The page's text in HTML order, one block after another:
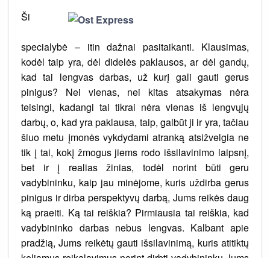
Ši
specialybė – itin dažnai pasitaikanti. Klausimas,
kodėl taip yra, dėl didelės paklausos, ar dėl gandų,
kad tai lengvas darbas, už kurį gali gauti gerus
pinigus? Nei vienas, nei kitas atsakymas nėra
teisingi, kadangi tai tikrai nėra vienas iš lengvųjų
darbų, o, kad yra paklausa, taip, galbūt ji ir yra, tačiau
šiuo metu įmonės vykdydami atranką atsižvelgia ne
tik į tai, kokį žmogus jiems rodo išsilavinimo laipsnį,
bet ir į realias žinias, todėl norint būti geru
vadybininku, kaip jau minėjome, kuris uždirba gerus
pinigus ir dirba perspektyvų darbą, Jums reikės daug
ką praeiti. Ką tai reiškia? Pirmiausia tai reiškia, kad
vadybininko darbas nebus lengvas. Kalbant apie
pradžią, Jums reikėtų gauti išsilavinimą, kuris atitiktų